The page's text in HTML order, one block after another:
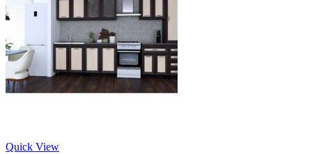
Quick View